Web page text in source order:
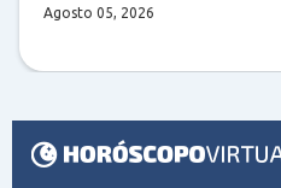
Agosto 05, 2026